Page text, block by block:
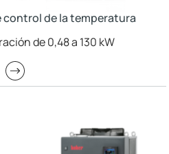
control de la temperatura
de 0,48 a 130 kW